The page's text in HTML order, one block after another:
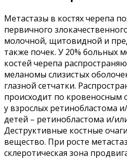
Метастазы в костях черепа
первичного
молочной, щитовидной и
также почек. У 20% больных
костей черепа
меланомы слизистых
глазной сетчатки.
происходит по кровеносным
у взрослых ретинобластома
детей – ретинобластома и/
Деструктивные костные
вещество. При росте
склеротическая зона